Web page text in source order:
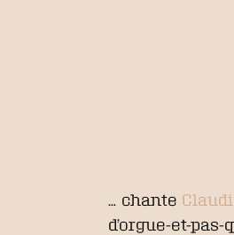
… chante
d’orgue-et-